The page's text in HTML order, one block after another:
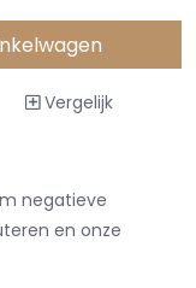
Vergelijk
negatieve
en onze